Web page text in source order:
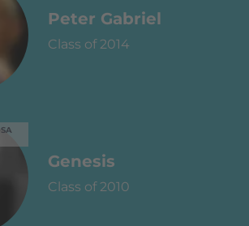
Peter Gabriel
Class of 2014
Genesis
Class of 2010